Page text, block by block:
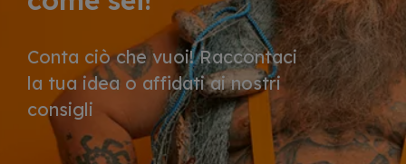
Conta ciò che vuoi! Raccontaci
la tua idea o affidati ai nostri
consigli